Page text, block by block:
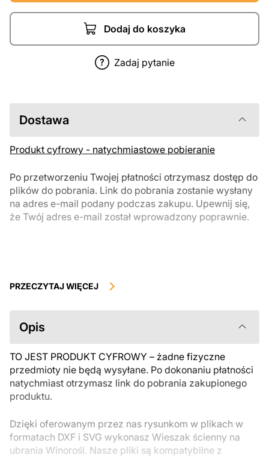
Dodaj do koszyka
Zadaj pytanie
Dostawa
Produkt cyfrowy - natychmiastowe pobieranie
Po przetworzeniu Twojej płatności otrzymasz dostęp do
plików do pobrania. Link do pobrania zostanie wysłany
na adres e-mail podany podczas zakupu. Upewnij się,
że Twój adres e-mail został wprowadzony poprawnie.
podlegają zwrotowi ani wymianie po ich pobraniu. Zalecamy
przed zakupem. Jeśli masz jakiekolwiek problemy z zamówieniem,
skontaktuj się bezpośrednio ze sprzedawcą.
PRZECZYTAJ WIĘCEJ
Opis
TO JEST PRODUKT CYFROWY – żadne fizyczne
przedmioty nie będą wysyłane. Po dokonaniu płatności
natychmiast otrzymasz link do pobrania zakupionego
produktu.
Dzięki oferowanym przez nas rysunkom w plikach w
formatach DXF i SVG wykonasz Wieszak ścienny na
ubrania Winorośl. Nasze pliki są kompatybilne z